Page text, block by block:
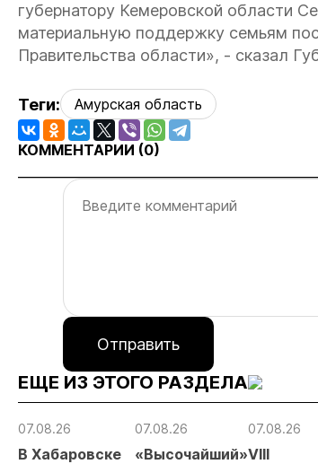
губернатору Кемеровской области
материальную поддержку семьям
Правительства области», - сказал
Теги: Амурская область
КОММЕНТАРИИ (0)
Отправить
ЕЩЕ ИЗ ЭТОГО РАЗДЕЛА
07.08.26
В Хабаровске
07.08.26
«Высочайший»
07.08.26
VIII